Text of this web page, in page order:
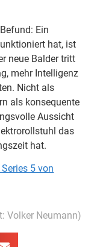
Ein
hat, ist
neue Balder tritt
mehr Intelligenz
Nicht als
als konsequente
Aussicht
das
hat.
5 von
Volker Neumann)